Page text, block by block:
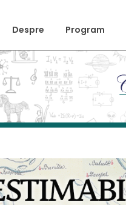
Despre Program